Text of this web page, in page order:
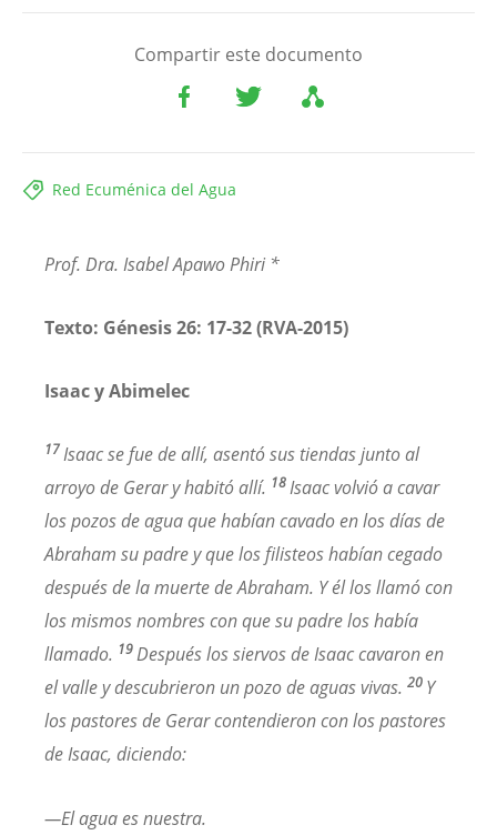
Compartir este documento
Red Ecuménica del Agua
Prof. Dra. Isabel Apawo Phiri *
Texto: Génesis 26: 17-32 (RVA-2015)
Isaac y Abimelec
17Isaac se fue de allí, asentó sus tiendas junto al
arroyo de Gerar y habitó allí. 18Isaac volvió a cavar
los pozos de agua que habían cavado en los días de
Abraham su padre y que los filisteos habían cegado
después de la muerte de Abraham. Y él los llamó con
los mismos nombres con que su padre los había
llamado. 19Después los siervos de Isaac cavaron en
el valle y descubrieron un pozo de aguas vivas. 20 Y
los pastores de Gerar contendieron con los pastores
de Isaac, diciendo:
—El agua es nuestra.